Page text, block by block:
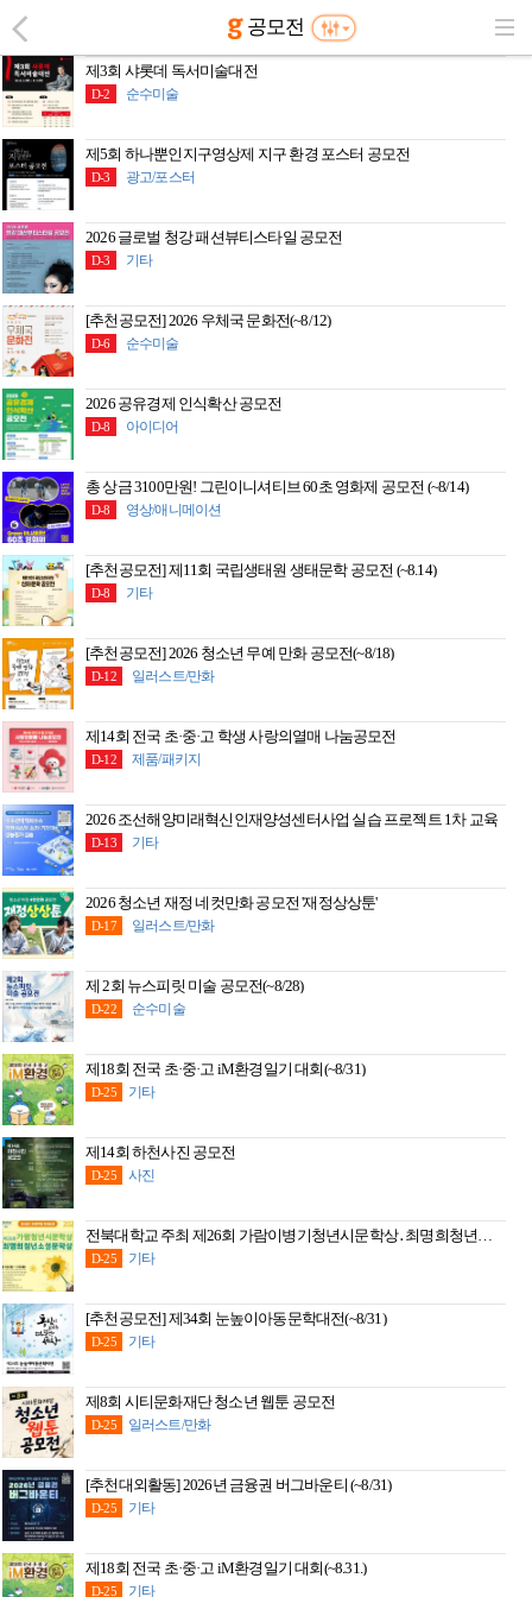
공모전
제3회 샤롯데 독서미술대전
D-2 순수미술
제5회 하나뿐인지구영상제 지구 환경 포스터 공모전
D-3 광고/포스터
2026 글로벌 청강 패션뷰티스타일 공모전
D-3 기타
[추천공모전] 2026 우체국 문화전(~8/12)
D-6 순수미술
2026 공유경제 인식확산 공모전
D-8 아이디어
총 상금 3100만원! 그린이니셔티브 60초 영화제 공모전 (~8/14)
D-8 영상/애니메이션
[추천공모전] 제11회 국립생태원 생태문학 공모전 (~8.14)
D-8 기타
[추천공모전] 2026 청소년 무예 만화 공모전(~8/18)
D-12 일러스트/만화
제14회 전국 초·중·고 학생 사랑의열매 나눔공모전
D-12 제품/패키지
2026 조선해양미래혁신인재양성센터사업 실습 프로젝트 1차 교육
D-13 기타
2026 청소년 재정 네컷만화 공모전 '재정상상툰'
D-17 일러스트/만화
제 2회 뉴스피릿 미술 공모전(~8/28)
D-22 순수미술
제18회 전국 초·중·고 iM환경일기 대회(~8/31)
D-25 기타
제14회 하천사진 공모전
D-25 사진
전북대학교 주최 제26회 가람이병기청년시문학상․최명희청년소설 문학상
D-25 기타
[추천공모전] 제34회 눈높이아동문학대전(~8/31)
D-25 기타
제8회 시티문화재단 청소년 웹툰 공모전
D-25 일러스트/만화
[추천대외활동] 2026년 금융권 버그바운티 (~8/31)
D-25 기타
제18회 전국 초·중·고 iM환경일기 대회(~8.31.)
D-25 기타